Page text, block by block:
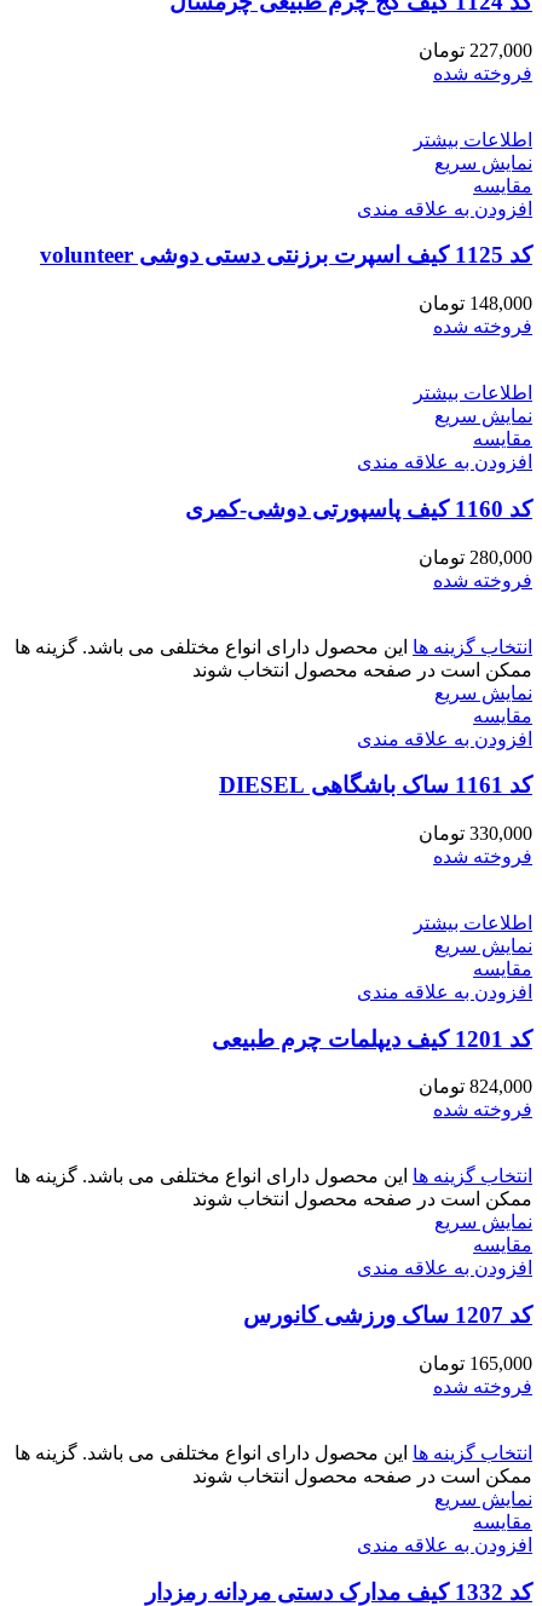
227,000 تومان
فروخته شده
اطلاعات بیشتر
نمایش سریع
مقايسه
افزودن به علاقه مندی
کد 1125 کیف اسپرت برزنتی دستی دوشی volunteer
148,000 تومان
فروخته شده
اطلاعات بیشتر
نمایش سریع
مقايسه
افزودن به علاقه مندی
کد 1160 کیف پاسپورتی دوشی-کمری
280,000 تومان
فروخته شده
انتخاب گزینه ها این محصول دارای انواع مختلفی می باشد. گزینه ها
ممکن است در صفحه محصول انتخاب شوند
نمایش سریع
مقايسه
افزودن به علاقه مندی
کد 1161 ساک باشگاهی DIESEL
330,000 تومان
فروخته شده
اطلاعات بیشتر
نمایش سریع
مقايسه
افزودن به علاقه مندی
کد 1201 کیف دیپلمات چرم طبیعی
824,000 تومان
فروخته شده
انتخاب گزینه ها این محصول دارای انواع مختلفی می باشد. گزینه ها
ممکن است در صفحه محصول انتخاب شوند
نمایش سریع
مقايسه
افزودن به علاقه مندی
کد 1207 ساک ورزشی کانورس
165,000 تومان
فروخته شده
انتخاب گزینه ها این محصول دارای انواع مختلفی می باشد. گزینه ها
ممکن است در صفحه محصول انتخاب شوند
نمایش سریع
مقايسه
افزودن به علاقه مندی
کد 1332 کیف مدارک دستی مردانه رمزدار